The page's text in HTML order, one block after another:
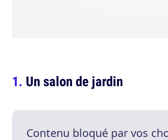
Un salon de jardin
Contenu bloqué par vos